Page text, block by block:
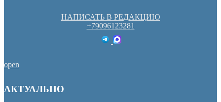
НАПИСАТЬ В РЕДАКЦИЮ
+79096123281
open
АКТУАЛЬНО